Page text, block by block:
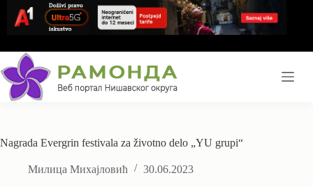
content
Nagrada Evergrin festivala za životno delo „YU grupi“
Милица Михајловић 30.06.2023